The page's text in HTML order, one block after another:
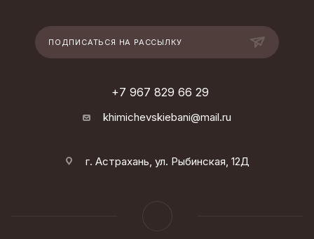
ПОДПИСАТЬСЯ НА РАССЫЛКУ
+7 967 829 66 29
khimichevskiebani@mail.ru
г. Астрахань, ул. Рыбинская, 12Д